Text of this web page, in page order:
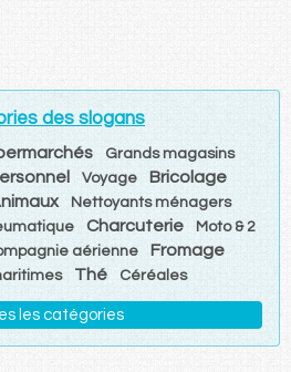
des slogans
Grands magasins
Voyage Bricolage
Nettoyants ménagers
Charcuterie
Moto & 2
aérienne Fromage
Thé Céréales
les catégories